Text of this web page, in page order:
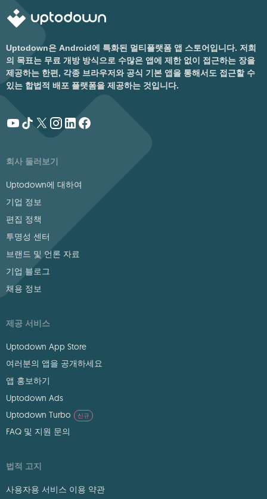
Uptodown은 Android에 특화된 멀티플랫폼 앱 스토어입니다. 저희
의 목표는 무료 개방 방식으로 수많은 앱에 제한 없이 접근하는 장을
제공하는 한편, 각종 브라우저와 공식 기본 앱을 통해서도 접근할 수
있는 합법적 배포 플랫폼을 제공하는 것입니다.
회사 둘러보기
Uptodown에 대하여
기업 정보
편집 정책
투명성 센터
브랜드 및 언론 자료
기업 블로그
채용 정보
제공 서비스
Uptodown App Store
여러분의 앱을 공개하세요
앱 홍보하기
Uptodown Ads
Uptodown Turbo
신규
FAQ 및 지원 문의
법적 고지
사용자용 서비스 이용 약관